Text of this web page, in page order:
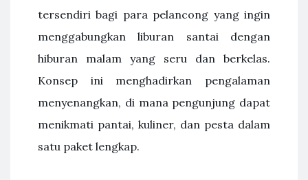
tersendiri bagi para pelancong yang ingin
menggabungkan liburan santai dengan
hiburan malam yang seru dan berkelas.
Konsep ini menghadirkan pengalaman
menyenangkan, di mana pengunjung dapat
menikmati pantai, kuliner, dan pesta dalam
satu paket lengkap.